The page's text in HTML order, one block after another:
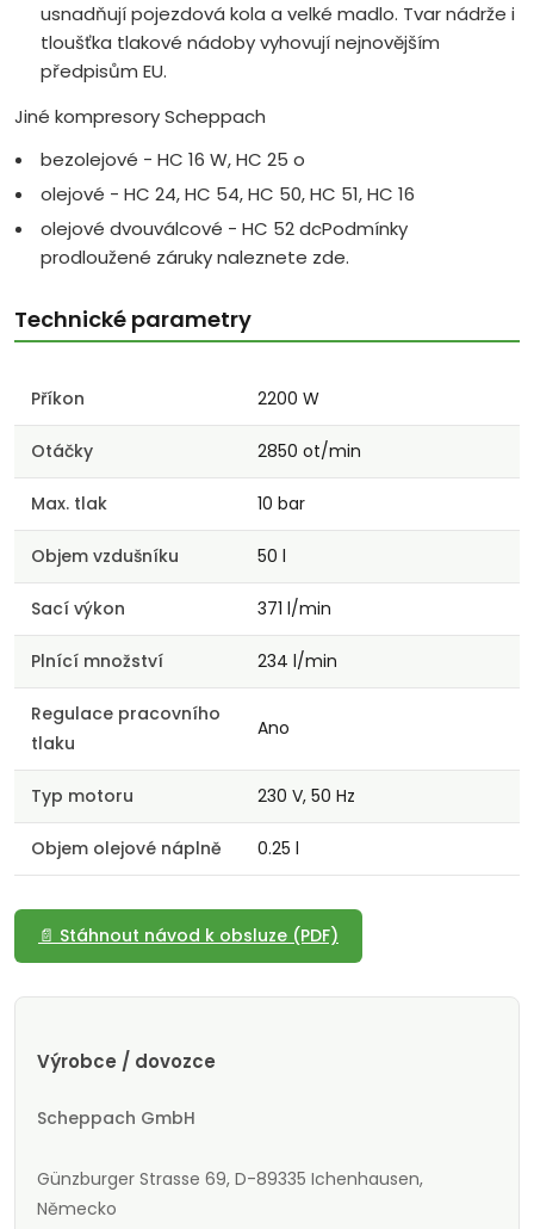
usnadňují pojezdová kola a velké madlo. Tvar nádrže i
tloušťka tlakové nádoby vyhovují nejnovějším
předpisům EU.
Jiné kompresory Scheppach
bezolejové - HC 16 W, HC 25 o
olejové - HC 24, HC 54, HC 50, HC 51, HC 16
olejové dvouválcové - HC 52 dcPodmínky
prodloužené záruky naleznete zde.
Technické parametry
Příkon 2200 W
Otáčky 2850 ot/min
Max. tlak 10 bar
Objem vzdušníku 50 l
Sací výkon 371 l/min
Plnící množství 234 l/min
Regulace pracovního
tlaku
Ano
Typ motoru 230 V, 50 Hz
Objem olejové náplně 0.25 l
📄 Stáhnout návod k obsluze (PDF)
Výrobce / dovozce
Scheppach GmbH
Günzburger Strasse 69, D-89335 Ichenhausen,
Německo